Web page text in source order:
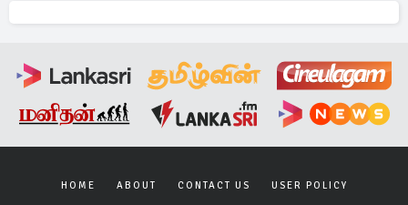
HOME ABOUT CONTACT US USER POLICY